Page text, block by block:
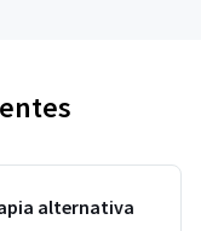
alternativa